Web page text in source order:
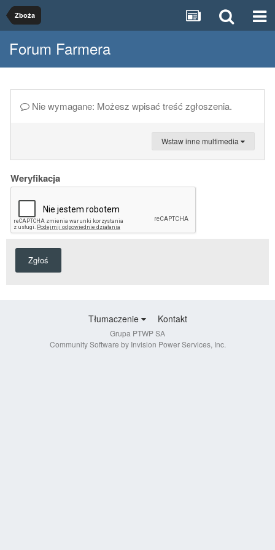
Zboża
Forum Farmera
Nie wymagane: Możesz wpisać treść zgłoszenia.
Wstaw inne multimedia
Weryfikacja
Zgłoś
Tłumaczenie Kontakt
Grupa PTWP SA
Community Software by Invision Power Services, Inc.